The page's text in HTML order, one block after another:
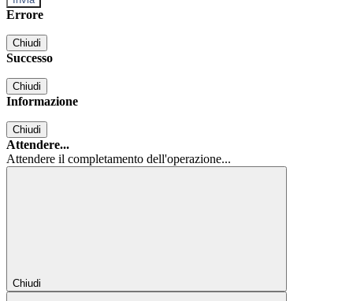
Errore
Chiudi
Successo
Chiudi
Informazione
Chiudi
Attendere...
Attendere il completamento dell'operazione...
Chiudi